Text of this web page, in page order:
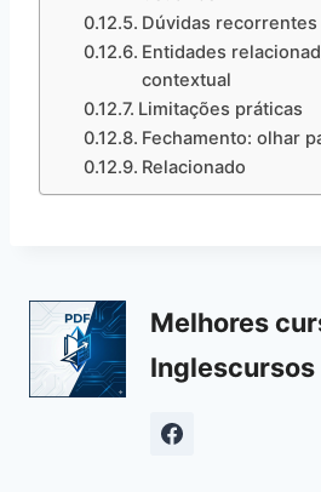
Dúvidas recorrentes
Entidades
contextual
Limitações práticas
Fechamento: olhar
Relacionado
Melhores